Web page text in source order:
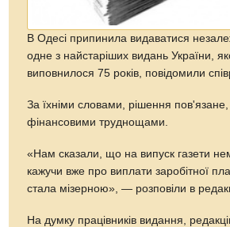
В Одесі припинила видаватися
одне з найстаріших видань України,
виповнилося 75 років, повідомили
За їхніми словами, рішення
фінансовими труднощами.
«Нам сказали, що на випуск газети
кажучи вже про виплати заробітної
стала мізерною», — розповіли в
На думку працівників видання,